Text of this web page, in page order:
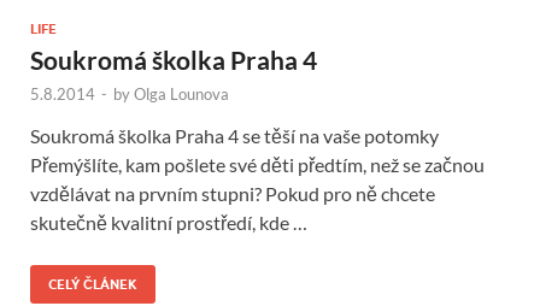
LIFE
Soukromá školka Praha 4
5.8.2014 - byOlga Lounova
Soukromá školka Praha 4 se těší na vaše potomky
Přemýšlíte, kam pošlete své děti předtím, než se začnou
vzdělávat na prvním stupni? Pokud pro ně chcete
skutečně kvalitní prostředí, kde …
CELÝ ČLÁNEK